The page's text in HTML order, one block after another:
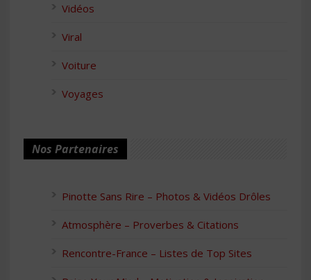
Vidéos
Viral
Voiture
Voyages
Nos Partenaires
Pinotte Sans Rire – Photos & Vidéos Drôles
Atmosphère – Proverbes & Citations
Rencontre-France – Listes de Top Sites